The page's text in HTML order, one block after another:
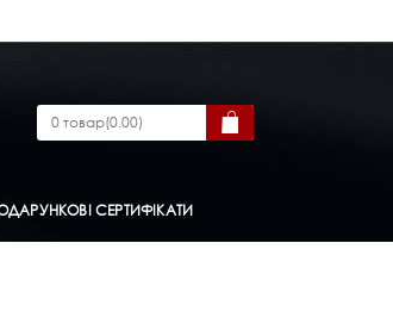
0товар(0.00)
СЕРТИФІКАТИ